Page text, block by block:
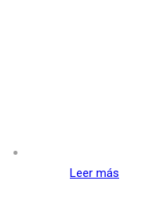
Leer más